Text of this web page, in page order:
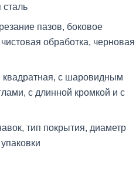
пазов, боковое
обработка, черновая
с шаровидным
с длинной кромкой и с
тип покрытия, диаметр